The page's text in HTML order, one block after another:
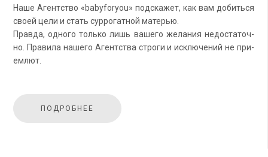
Наше Агент­ство «babyforyou» под­ска­жет, как вам до­бить­ся
своей цели и стать сур­ро­гат­ной ма­те­рью.
Прав­да, од­но­го толь­ко лишь ва­ше­го же­ла­ния недо­ста­точ­
но. Пра­ви­ла на­ше­го Агент­ства стро­ги и ис­клю­че­ний не при­
ем­лют.
ПОДРОБНЕЕ